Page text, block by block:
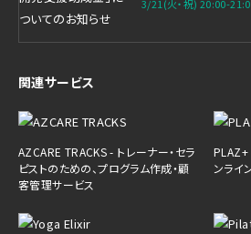
3/21(火・祝) 20:00-
関連サービス
AZCARE TRACKS - トレーナー・セラ
ピストのための、プログラム作成・顧
客管理サービス
PLAZ+
ンライ